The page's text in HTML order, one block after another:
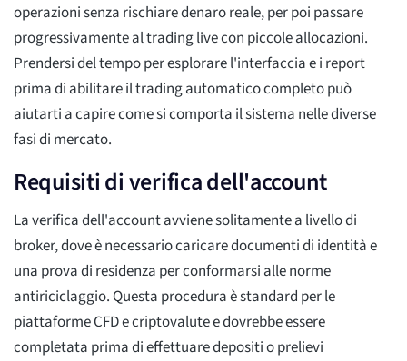
operazioni senza rischiare denaro reale, per poi passare
progressivamente al trading live con piccole allocazioni.
Prendersi del tempo per esplorare l'interfaccia e i report
prima di abilitare il trading automatico completo può
aiutarti a capire come si comporta il sistema nelle diverse
fasi di mercato.
Requisiti di verifica dell'account
La verifica dell'account avviene solitamente a livello di
broker, dove è necessario caricare documenti di identità e
una prova di residenza per conformarsi alle norme
antiriciclaggio. Questa procedura è standard per le
piattaforme CFD e criptovalute e dovrebbe essere
completata prima di effettuare depositi o prelievi